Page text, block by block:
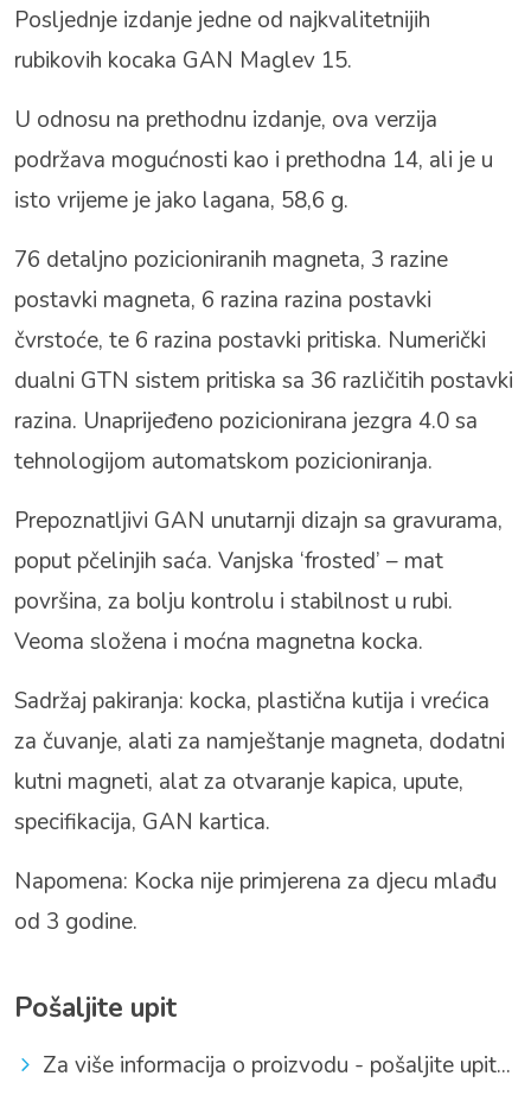
Posljednje izdanje jedne od najkvalitetnijih
rubikovih kocaka GAN Maglev 15.
U odnosu na prethodnu izdanje, ova verzija
podržava mogućnosti kao i prethodna 14, ali je u
isto vrijeme je jako lagana, 58,6 g.
76 detaljno pozicioniranih magneta, 3 razine
postavki magneta, 6 razina razina postavki
čvrstoće, te 6 razina postavki pritiska. Numerički
dualni GTN sistem pritiska sa 36 različitih postavki
razina. Unaprijeđeno pozicionirana jezgra 4.0 sa
tehnologijom automatskom pozicioniranja.
Prepoznatljivi GAN unutarnji dizajn sa gravurama,
poput pčelinjih saća. Vanjska ‘frosted’ – mat
površina, za bolju kontrolu i stabilnost u rubi.
Veoma složena i moćna magnetna kocka.
Sadržaj pakiranja: kocka, plastična kutija i vrećica
za čuvanje, alati za namještanje magneta, dodatni
kutni magneti, alat za otvaranje kapica, upute,
specifikacija, GAN kartica.
Napomena: Kocka nije primjerena za djecu mlađu
od 3 godine.
Pošaljite upit
Za više informacija o proizvodu - pošaljite upit...